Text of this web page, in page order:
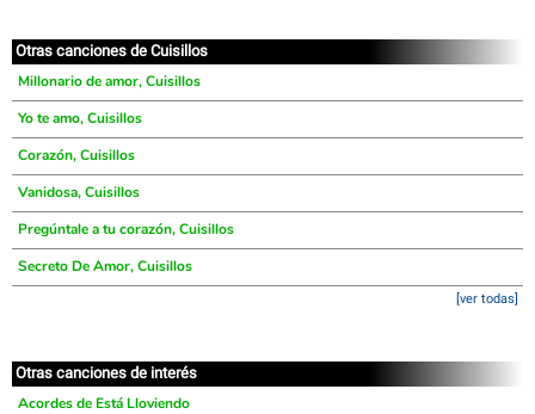
Otras canciones de Cuisillos
Millonario de amor, Cuisillos
Yo te amo, Cuisillos
Corazón, Cuisillos
Vanidosa, Cuisillos
Pregúntale a tu corazón, Cuisillos
Secreto De Amor, Cuisillos
[ver todas]
Otras canciones de interés
Acordes de Está Lloviendo